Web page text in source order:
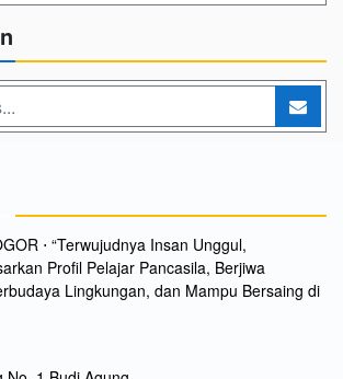
⋅ “Terwujudnya Insan Unggul,
Profil Pelajar Pancasila, Berjiwa
Lingkungan, dan Mampu Bersaing di